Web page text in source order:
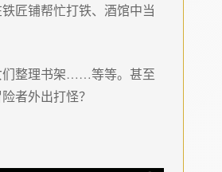
匠铺帮忙打铁、酒馆中当
们整理书架……等等。甚至
者外出打怪？